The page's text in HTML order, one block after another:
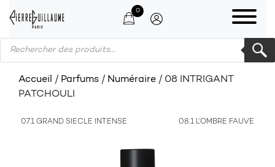
0
Products search
Accueil / Parfums / Numéraire / 08 INTRIGANT
PATCHOULI
07.1 GRAND SIECLE INTENSE 08.1 L’OMBRE FAUVE